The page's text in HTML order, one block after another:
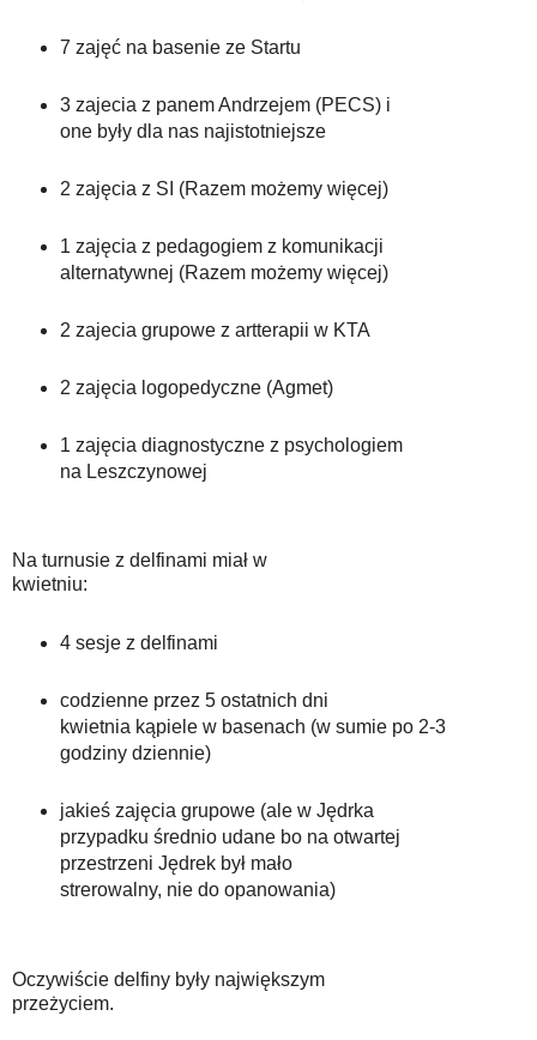
7 zajęć na basenie ze Startu
3 zajecia z panem Andrzejem (PECS) i
one były dla nas najistotniejsze
2 zajęcia z SI (Razem możemy więcej)
1 zajęcia z pedagogiem z komunikacji
alternatywnej (Razem możemy więcej)
2 zajecia grupowe z artterapii w KTA
2 zajęcia logopedyczne (Agmet)
1 zajęcia diagnostyczne z psychologiem
na Leszczynowej
Na turnusie z delfinami miał w
kwietniu:
4 sesje z delfinami
codzienne przez 5 ostatnich dni
kwietnia kąpiele w basenach (w sumie po 2-3
godziny dziennie)
jakieś zajęcia grupowe (ale w Jędrka
przypadku średnio udane bo na otwartej
przestrzeni Jędrek był mało
strerowalny, nie do opanowania)
Oczywiście delfiny były największym
przeżyciem.